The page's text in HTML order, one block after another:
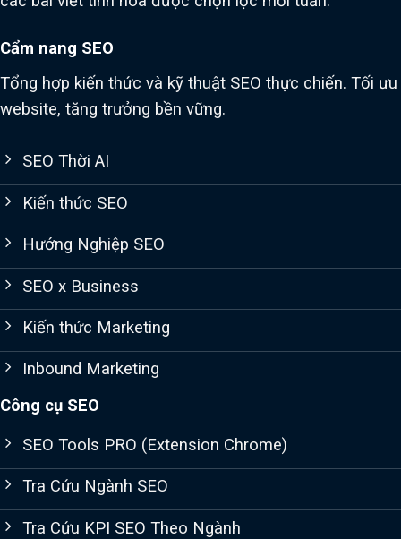
Cẩm nang SEO
Tổng hợp kiến thức và kỹ thuật SEO thực chiến. Tối ưu
website, tăng trưởng bền vững.
SEO Thời AI
Kiến thức SEO
Hướng Nghiệp SEO
SEO x Business
Kiến thức Marketing
Inbound Marketing
Công cụ SEO
SEO Tools PRO (Extension Chrome)
Tra Cứu Ngành SEO
Tra Cứu KPI SEO Theo Ngành